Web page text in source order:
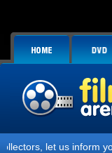
inform you about the